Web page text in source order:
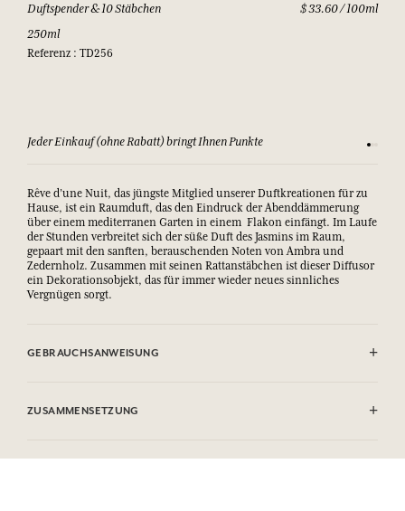
Duftspender & 10 Stäbchen
250ml
Referenz : TD256
$ 33.60 / 100ml
Sehen Sie sich unsere AGBs an
Rêve d’une Nuit, das jüngste Mitglied unserer Duftkreationen für zu
Hause, ist ein Raumduft, das den Eindruck der Abenddämmerung
über einem mediterranen Garten in einem Flakon einfängt. Im Laufe
der Stunden verbreitet sich der süße Duft des Jasmins im Raum,
gepaart mit den sanften, berauschenden Noten von Ambra und
Zedernholz. Zusammen mit seinen Rattanstäbchen ist dieser Diffusor
ein Dekorationsobjekt, das für immer wieder neues sinnliches
Vergnügen sorgt.
GEBRAUCHSANWEISUNG
eintauchen. Die Stäbchen werden das Parfum absorbieren und es
Flüssigkeiten und Dämpfe leicht entzündbar.
ZUSAMMENSETZUNG
Mandarin Oil, Ethyl Linalool, Citrus Limon Peel Oil, Linalyl Acetate,